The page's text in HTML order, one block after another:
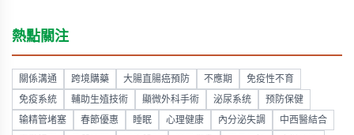
熱點關注
關係溝通 跨境購藥 大腸直腸癌預防 不應期 免疫性不育
免疫系統 輔助生殖技術 顯微外科手術 泌尿系统 预防保健
输精管堵塞 春節優惠 睡眠 心理健康 內分泌失調 中西醫結合